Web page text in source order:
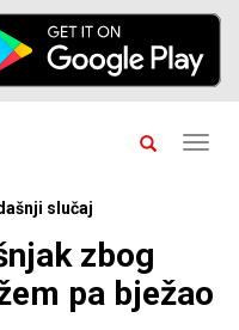
slučaj
zbog
pa bježao